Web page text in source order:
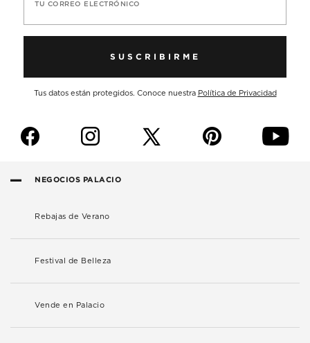
TU CORREO ELECTRÓNICO
SUSCRIBIRME
Tus datos están protegidos. Conoce nuestra Política de Privacidad
f i p y
NEGOCIOS PALACIO
Rebajas de Verano
Festival de Belleza
Vende en Palacio